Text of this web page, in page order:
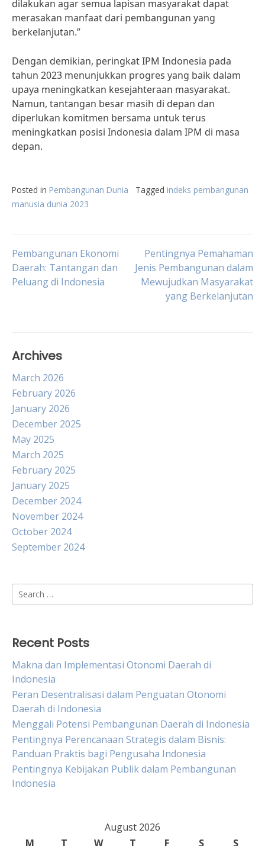
dilakukan agar semua lapisan masyarakat dapat
merasakan manfaat dari pembangunan yang
berkelanjutan.”
Dengan demikian, peringkat IPM Indonesia pada
tahun 2023 menunjukkan progres yang baik dalam
upaya meningkatkan kesejahteraan masyarakat.
Namun, tantangan besar masih di depan dan
diperlukan komitmen bersama untuk terus
meningkatkan posisi Indonesia dalam IPM di masa
depan.
Posted in Pembangunan Dunia Tagged indeks pembangunan
manusia dunia 2023
Post
navigation
Pembangunan Ekonomi
Daerah: Tantangan dan
Peluang di Indonesia
Pentingnya Pemahaman
Jenis Pembangunan dalam
Mewujudkan Masyarakat
yang Berkelanjutan
Archives
March 2026
February 2026
January 2026
December 2025
May 2025
March 2025
February 2025
January 2025
December 2024
November 2024
October 2024
September 2024
Search
for:
Recent Posts
Makna dan Implementasi Otonomi Daerah di
Indonesia
Peran Desentralisasi dalam Penguatan Otonomi
Daerah di Indonesia
Menggali Potensi Pembangunan Daerah di Indonesia
Pentingnya Perencanaan Strategis dalam Bisnis:
Panduan Praktis bagi Pengusaha Indonesia
Pentingnya Kebijakan Publik dalam Pembangunan
Indonesia
August 2026
M
T W T F S S